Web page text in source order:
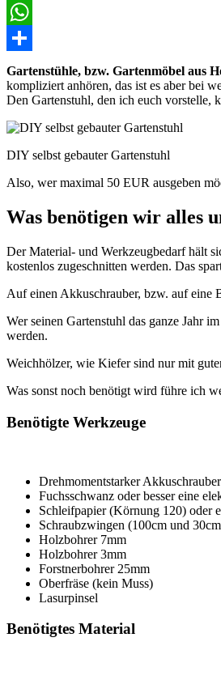
Pinterest
WhatsApp
Teilen
Gartenstühle, bzw. Gartenmöbel aus
kompliziert anhören, das ist es aber bei
Den Gartenstuhl, den ich euch vorstelle,
DIY selbst gebauter Gartenstuhl
Also, wer maximal 50 EUR ausgeben
Was benötigen wir alles
Der Material- und Werkzeugbedarf hält
kostenlos zugeschnitten werden. Das
Auf einen Akkuschrauber, bzw. auf eine
Wer seinen Gartenstuhl das ganze Jahr
werden.
Weichhölzer, wie Kiefer sind nur mit
Was sonst noch benötigt wird führe ich
Benötigte Werkzeuge
Drehmomentstarker
Fuchsschwanz oder besser eine
Schleifpapier (Körnung 120) oder
Schraubzwingen (100cm und
Holzbohrer 7mm
Holzbohrer 3mm
Forstnerbohrer 25mm
Oberfräse (kein Muss)
Lasurpinsel
Benötigtes Material